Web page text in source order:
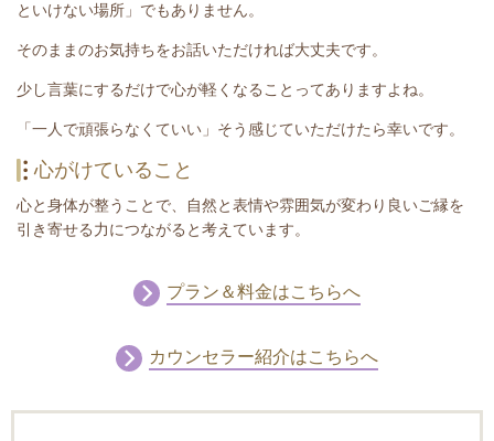
といけない場所」でもありません。
そのままのお気持ちをお話いただければ大丈夫です。
少し言葉にするだけで心が軽くなることってありますよね。
「一人で頑張らなくていい」そう感じていただけたら幸いです。
心がけていること
心と身体が整うことで、自然と表情や雰囲気が変わり良いご縁を
引き寄せる力につながると考えています。
プラン＆料金はこちらへ
カウンセラー紹介はこちらへ